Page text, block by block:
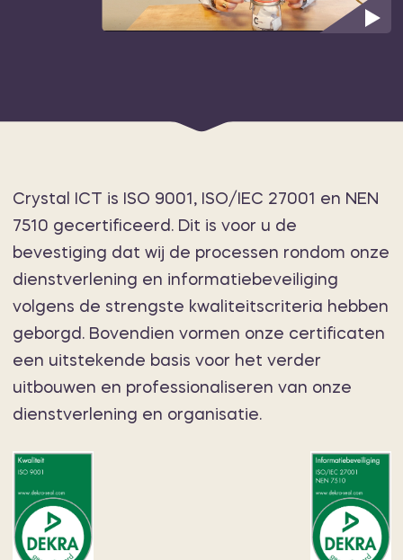
Crystal ICT is ISO 9001, ISO/IEC 27001 en NEN
7510 gecertificeerd. Dit is voor u de
bevestiging dat wij de processen rondom onze
dienstverlening en informatiebeveiliging
volgens de strengste kwaliteitscriteria hebben
geborgd. Bovendien vormen onze certificaten
een uitstekende basis voor het verder
uitbouwen en professionaliseren van onze
dienstverlening en organisatie.